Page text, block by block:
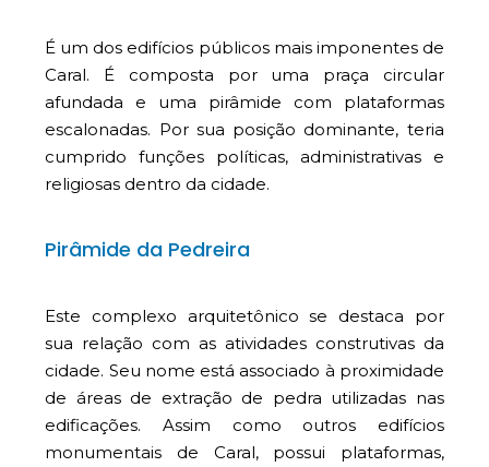
É um dos edifícios públicos mais imponentes de
Caral. É composta por uma praça circular
afundada e uma pirâmide com plataformas
escalonadas. Por sua posição dominante, teria
cumprido funções políticas, administrativas e
religiosas dentro da cidade.
Pirâmide da Pedreira
Este complexo arquitetônico se destaca por
sua relação com as atividades construtivas da
cidade. Seu nome está associado à proximidade
de áreas de extração de pedra utilizadas nas
edificações. Assim como outros edifícios
monumentais de Caral, possui plataformas,